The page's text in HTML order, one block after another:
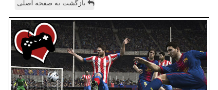
بازگشت به صفحه اصلی